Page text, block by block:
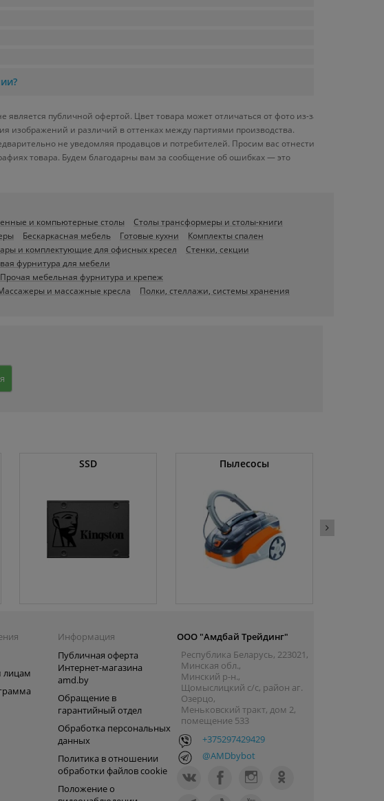
публичной офертой. Цвет товара может отличаться от фото из-за
изображений и различий в оттенках между партиями производства.
не уведомляя продавцов и потребителей. Просим вас отнестись
товара. Будем благодарны вам за сообщение об ошибках — это
и компьютерные столы
Столы трансформеры и столы-книги
Бескаркасная мебель Готовые кухни
Комплекты спален
и комплектующие для офисных кресел
Стенки, секции
фурнитура для мебели
Прочая мебельная фурнитура и крепеж
и массажные кресла
Полки, стеллажи, системы хранения
SSD Пылесосы
лицам
Информация
Публичная оферта
Интернет-магазина
amd.by
Обращение в
гарантийный отдел
Обработка персональных
данных
Политика в отношении
обработки файлов cookie
Положение о
ООО "Амдбай Трейдинг"
Республика Беларусь, 223021,
Минская обл.,
Минский р-н.,
Щомыслицкий с/с, район аг.
Озерцо,
Меньковский тракт, дом 2,
помещение 533
+375297429429
@AMDbybot